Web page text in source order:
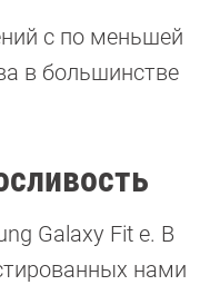
с по меньшей
в большинстве
Galaxy Fit e. В
нами